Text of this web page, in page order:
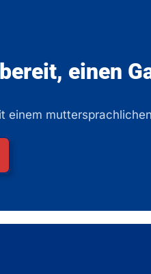
einen
einem